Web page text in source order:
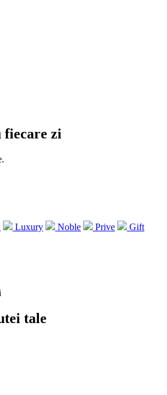
fiecare zi
Luxury Noble Prive
Gift
tale